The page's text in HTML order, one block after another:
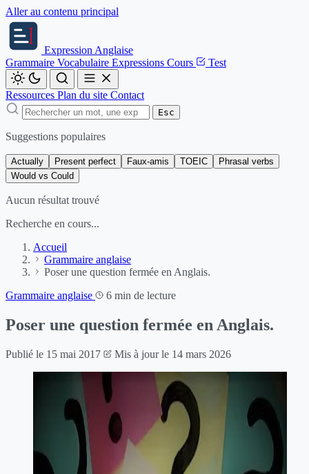
Aller au contenu principal
Expression Anglaise
Grammaire Vocabulaire Expressions Cours Test
Ressources Plan du site Contact
Esc
Suggestions populaires
Actually Present perfect Faux-amis TOEIC
Phrasal verbs
Would vs Could
Aucun résultat trouvé
Recherche en cours...
Accueil
Grammaire anglaise
Poser une question fermée en Anglais.
Grammaire anglaise
6 min de lecture
Poser une question fermée en Anglais.
Publié le 15 mai 2017 Mis à jour le 14 mars 2026